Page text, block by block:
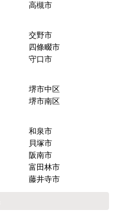
高槻市
交野市
四條畷市
守口市
堺市中区
堺市南区
和泉市
貝塚市
阪南市
富田林市
藤井寺市